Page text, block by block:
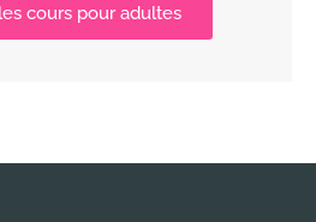
cours pour adultes